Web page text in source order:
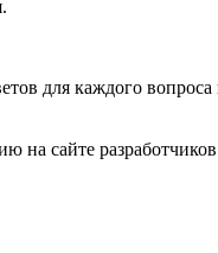
для каждого
на сайте разработчиков